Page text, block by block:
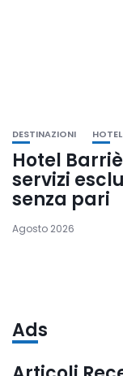
DESTINAZIONI HOTEL
Hotel
servizi
senza pari
Agosto 2026
Ads